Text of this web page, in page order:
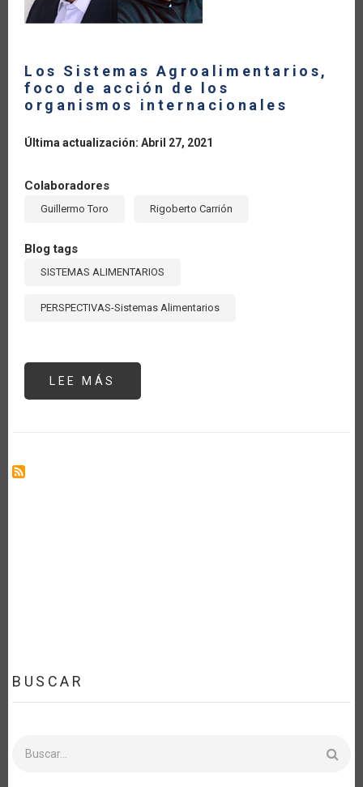
Los Sistemas Agroalimentarios,
foco de acción de los
organismos internacionales
Última actualización: Abril 27, 2021
Colaboradores
Guillermo Toro Rigoberto Carrión
Blog tags
SISTEMAS ALIMENTARIOS
PERSPECTIVAS-Sistemas Alimentarios
LEE MÁS
SISTEMAS
BUSCAR